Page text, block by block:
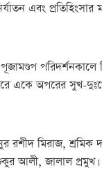
এবং
ধরে একে অপরের
রশীদ মিরাজ,
আলী, জালাল প্রমুখ।